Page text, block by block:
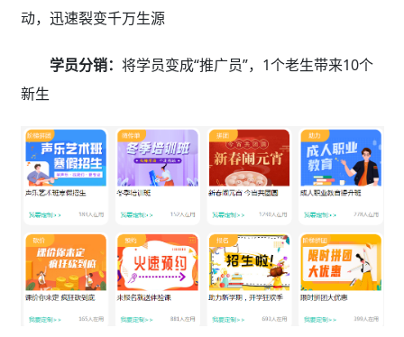
动，迅速裂变千万生源
学员分销： 将学员变成“推广员”，1个老生带来10个
新生